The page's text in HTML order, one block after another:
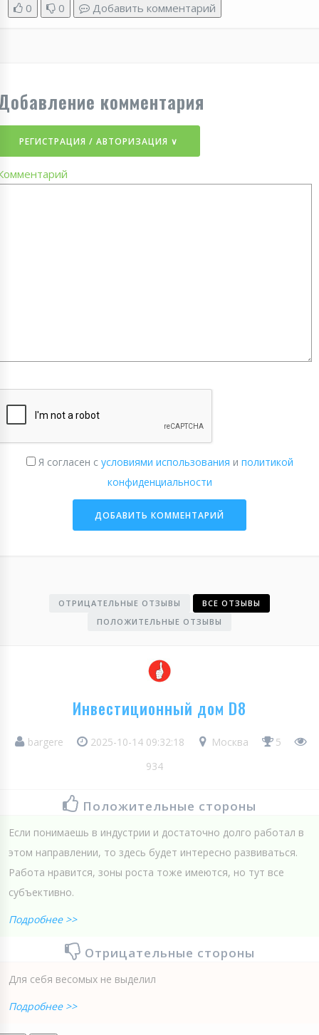
0 0 Добавить комментарий
комментария
РЕГИСТРАЦИЯ / АВТОРИЗАЦИЯ ∨
Я согласен с условиями использования и политикой
конфиденциальности
ОТРИЦАТЕЛЬНЫЕ ОТЗЫВЫ
ВСЕ ОТЗЫВЫ
ПОЛОЖИТЕЛЬНЫЕ ОТЗЫВЫ
Инвестиционный дом D8
bargere 2025-10-14 09:32:18 Москва
5
934
Положительные стороны
Если понимаешь в индустрии и достаточно долго работал в
этом направлении, то здесь будет интересно развиваться.
Работа нравится, зоны роста тоже имеются, но тут все
субъективно.
Подробнее >>
Отрицательные стороны
Для себя весомых не выделил
Подробнее >>